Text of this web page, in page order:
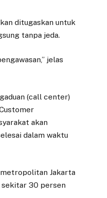
ditugaskan untuk
tanpa jeda.
jelas
(call center)
akan
dalam waktu
Jakarta
sekitar 30 persen